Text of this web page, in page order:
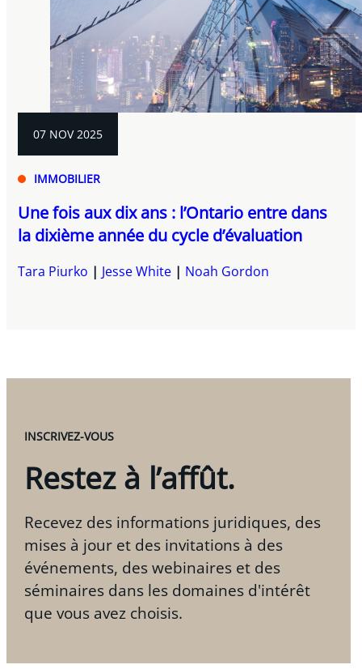
07 NOV 2025
IMMOBILIER
Une fois aux dix ans : l’Ontario entre dans
la dixième année du cycle d’évaluation
Tara Piurko Jesse White Noah Gordon
INSCRIVEZ-VOUS
Restez à l’affût.
Recevez des informations juridiques, des
mises à jour et des invitations à des
événements, des webinaires et des
séminaires dans les domaines d'intérêt
que vous avez choisis.